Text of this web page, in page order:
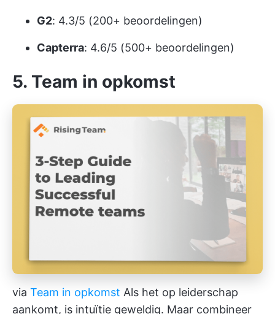
G2: 4.3/5 (200+ beoordelingen)
Capterra: 4.6/5 (500+ beoordelingen)
5. Team in opkomst
via Team in opkomst Als het op leiderschap
aankomt, is intuïtie geweldig. Maar combineer